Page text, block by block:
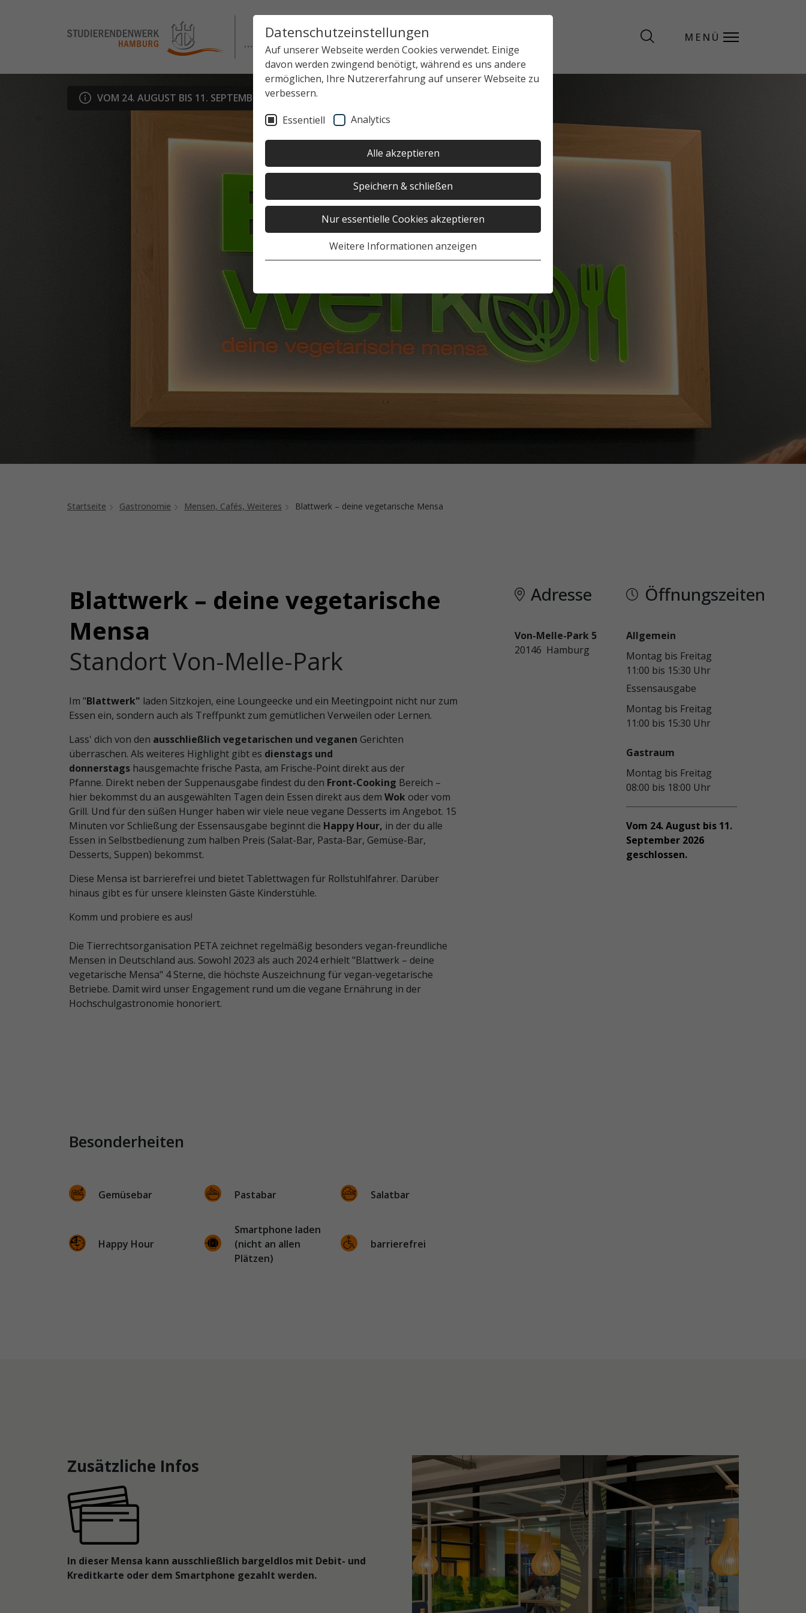
Datenschutzeinstellungen
Auf unserer Webseite werden Cookies verwendet. Einige
davon werden zwingend benötigt, während es uns andere
ermöglichen, Ihre Nutzererfahrung auf unserer Webseite zu
verbessern.
Essentiell Analytics
Alle akzeptieren
Speichern & schließen
Nur essentielle Cookies akzeptieren
Weitere Informationen anzeigen
MENÜ
VOM 24. AUGUST BIS 11. SEPTEMBER 2026 GESCHLOSSEN.
MENÜ
Startseite Gastronomie Mensen, Cafés, Weiteres Blattwerk – deine vegetarische Mensa
Standort Von-Melle-Park
Blattwerk – deine vegetarische
Mensa
Im "Blattwerk" laden Sitzkojen, eine Loungeecke und ein Meetingpoint nicht nur zum
Essen ein, sondern auch als Treffpunkt zum gemütlichen Verweilen oder Lernen.
Lass' dich von den ausschließlich vegetarischen und veganen Gerichten
überraschen. Als weiteres Highlight gibt es dienstags und
donnerstagshausgemachte frische Pasta, am Frische-Point direkt aus der
Pfanne. Direkt neben der Suppenausgabe findest du den Front-Cooking Bereich –
hier bekommst du an ausgewählten Tagen dein Essen direkt aus dem Wokoder vom
Grill. Und für den süßen Hunger haben wir viele neue vegane Desserts im Angebot. 15
Minuten vor Schließung der Essensausgabe beginnt die Happy Hour, in der du alle
Essen in Selbstbedienung zum halben Preis (Salat-Bar, Pasta-Bar, Gemüse-Bar,
Desserts, Suppen) bekommst.
Diese Mensa ist barrierefrei und bietet Tablettwagen für Rollstuhlfahrer. Darüber
hinaus gibt es für unsere kleinsten Gäste Kinderstühle.
Komm und probiere es aus!
Die Tierrechtsorganisation PETA zeichnet regelmäßig besonders vegan-freundliche
Mensen in Deutschland aus. Sowohl 2023 als auch 2024 erhielt "Blattwerk – deine
vegetarische Mensa" 4 Sterne, die höchste Auszeichnung für vegan-vegetarische
Betriebe. Damit wird unser Engagement rund um die vegane Ernährung in der
Hochschulgastronomie honoriert.
Besonderheiten
Gemüsebar Pastabar Salatbar
Happy Hour
Smartphone laden
(nicht an allen
Plätzen)
barrierefrei
Adresse
Von-Melle-Park 5
20146 Hamburg
Öffnungszeiten
Allgemein
Montag bis Freitag
11:00 bis 15:30 Uhr
Essensausgabe
Montag bis Freitag
11:00 bis 15:30 Uhr
Gastraum
Montag bis Freitag
08:00 bis 18:00 Uhr
Vom 24. August bis 11.
September 2026
geschlossen.
Zusätzliche Infos
In dieser Mensa kann ausschließlich bargeldlos mit Debit- und
Kreditkarte oder dem Smartphone gezahlt werden.